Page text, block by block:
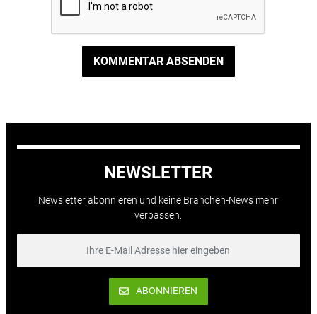
KOMMENTAR ABSENDEN
NEWSLETTER
Newsletter abonnieren und keine Branchen-News mehr
verpassen.
ABONNIEREN